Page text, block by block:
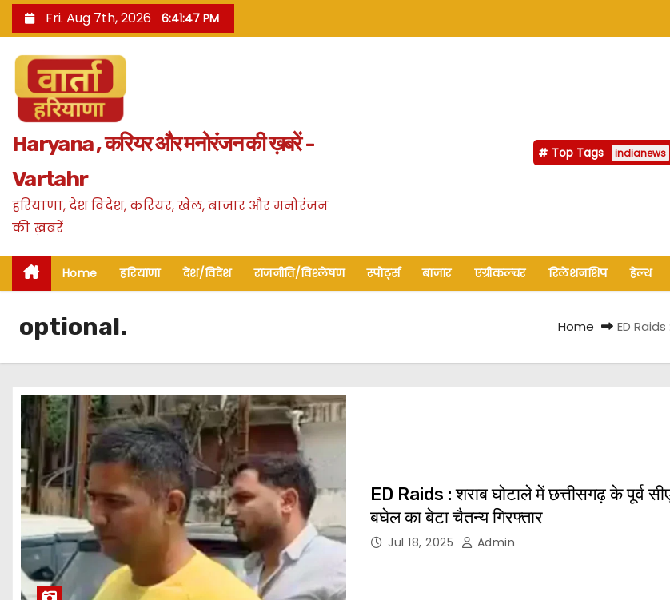
k
n
Fri. Aug 7th, 2026 6:41:48 PM
Haryana , करियर और मनोरंजन की ख़बरें -
Vartahr
हरियाणा, देश विदेश, करियर, खेल, बाजार और मनोरंजन
की ख़बरें
Top Tags indianews
Home हरियाणा देश/विदेश राजनीति/विश्लेषण स्पोर्ट्स बाजार एग्रीकल्चर रिलेशनशिप हेल्थ
optional. Home ED
ED Raids : शराब घोटाले में छत्तीसगढ़ के पूर्व
बघेल का बेटा चैतन्य गिरफ्तार
Jul 18, 2025 Admin